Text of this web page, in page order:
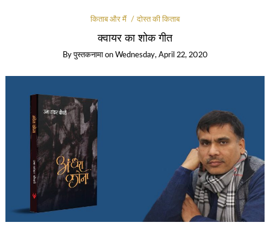
किताब और मैं दोस्त की किताब
क्वायर का शोक गीत
Byपुस्तकनामा on Wednesday, April 22, 2020